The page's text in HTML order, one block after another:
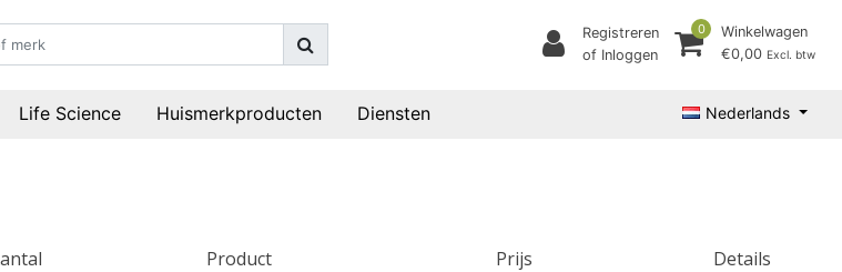
Registreren
of Inloggen
0
Winkelwagen
€0,00 Excl. btw
Life Science Huismerkproducten Diensten Nederlands
Product Prijs Details